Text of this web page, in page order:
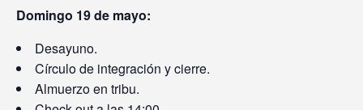
Domingo 19 de mayo:
Desayuno.
Círculo de integración y cierre.
Almuerzo en tribu.